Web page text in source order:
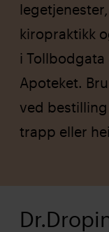
kiropraktikk
i Tollbodgata
Apoteket.
ved
trapp eller